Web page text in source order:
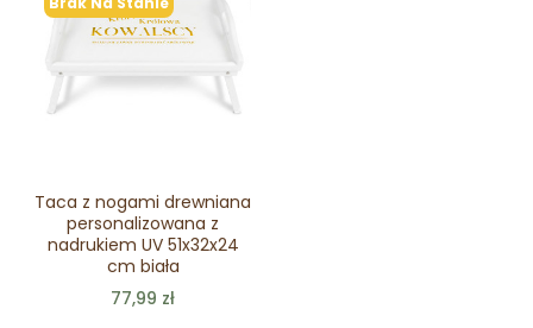
Taca z nogami drewniana
personalizowana z
nadrukiem UV 51x32x24
cm biała
77,99 zł